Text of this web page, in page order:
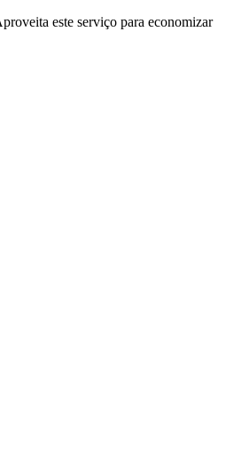
este serviço para economizar